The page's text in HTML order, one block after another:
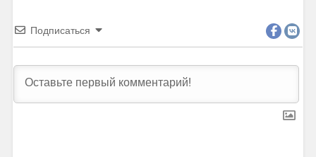
Подписаться